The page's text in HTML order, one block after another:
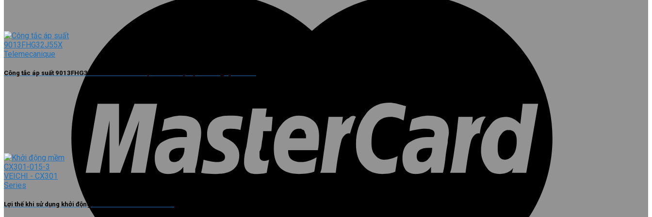
Công tắc áp suất 9013FHG32J55X Telemecanique có thể lắp đặt ở những vị trí nào?
Lợi thế khi sử dụng khởi động mềm CX301-015-3 VEICHI